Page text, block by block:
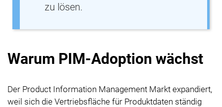
zu lösen.
Warum PIM-Adoption wächst
Der Product Information Management Markt expandiert,
weil sich die Vertriebsfläche für Produktdaten ständig